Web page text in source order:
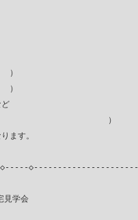
）
）
　　　　　　　　　　　）
ます。
見学会